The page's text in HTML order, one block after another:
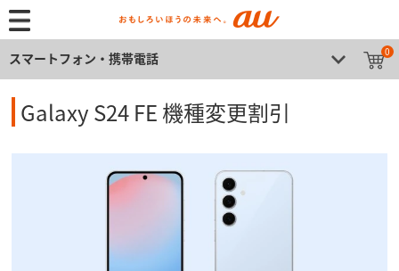
スマートフォン・携帯電話 0
Galaxy S24 FE 機種変更割引